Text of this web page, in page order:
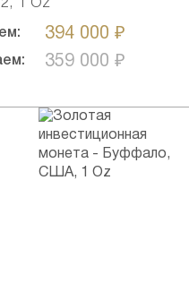
1 Oz
394 000 ₽
359 000 ₽